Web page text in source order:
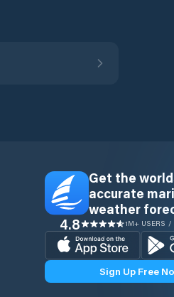
Get the
accurate
weather
4.8 1M+ USERS /
Sign Up Free